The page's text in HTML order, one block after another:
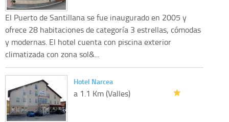
El Puerto de Santillana se fue inaugurado en 2005 y
ofrece 28 habitaciones de categoría 3 estrellas, cómodas
y modernas. El hotel cuenta con piscina exterior
climatizada con zona sol&...
Hotel Narcea
a 1.1 Km (Valles)